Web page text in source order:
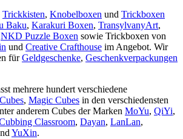
Trickkisten, Knobelboxen und Trickboxen
Baku, Karakuri Boxen, TransylvanyArt,
NKD Puzzle Boxen sowie Trickboxen von
und Creative Crafthouse im Angebot. Wir
fürGeldgeschenke, Geschenkverpackungen
mehrere hundert verschiedene
, Magic Cubes in den verschiedensten
anderem Cubes der Marken MoYu, QiYi,
Classroom, Dayan, LanLan,
YuXin.